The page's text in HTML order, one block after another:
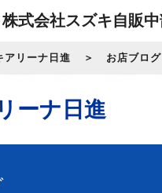
株式会社スズキ自販
アリーナ日進 お店ブログ
ーナ日進